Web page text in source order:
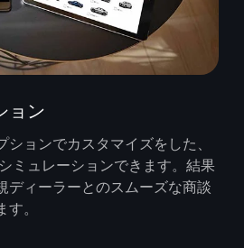
ョン
ョンでカスタマイズをした、
ミュレーションできます。結果
ディーラーとのスムーズな商談
。